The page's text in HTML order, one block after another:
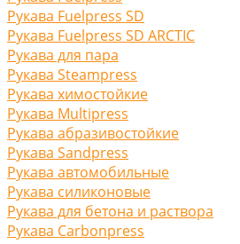
Рукава Fuelpress SD
Рукава Fuelpress SD ARCTIC
Рукава для пара
Рукава Steampress
Рукава химостойкие
Рукава Multipress
Рукава абразивостойкие
Рукава Sandpress
Рукава автомобильные
Рукава силиконовые
Рукава для бетона и раствора
Рукава Carbonpress